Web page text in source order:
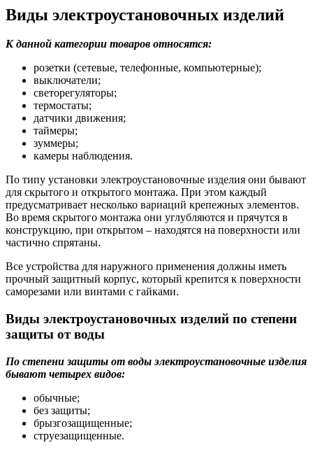
Виды электроустановочных изделий
К данной категории товаров относятся:
розетки (сетевые, телефонные, компьютерные);
выключатели;
светорегуляторы;
термостаты;
датчики движения;
таймеры;
зуммеры;
камеры наблюдения.
По типу установки электроустановочные изделия они бывают
для скрытого и открытого монтажа. При этом каждый
предусматривает несколько вариаций крепежных элементов.
Во время скрытого монтажа они углубляются и прячутся в
конструкцию, при открытом – находятся на поверхности или
частично спрятаны.
Все устройства для наружного применения должны иметь
прочный защитный корпус, который крепится к поверхности
саморезами или винтами с гайками.
Виды электроустановочных изделий по степени
защиты от воды
По степени защиты от воды электроустановочные изделия
бывают четырех видов:
обычные;
без защиты;
брызгозащищенные;
струезащищенные.